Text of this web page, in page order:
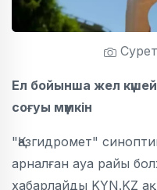
Ел бойынша жел
соғуы мүмкін
"Қазгидромет"
арналған ауа райы
хабарлайды KYN.KZ